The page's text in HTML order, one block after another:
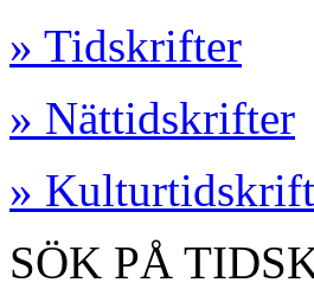
» Tidskrifter
» Nättidskrifter
»
SÖK PÅ